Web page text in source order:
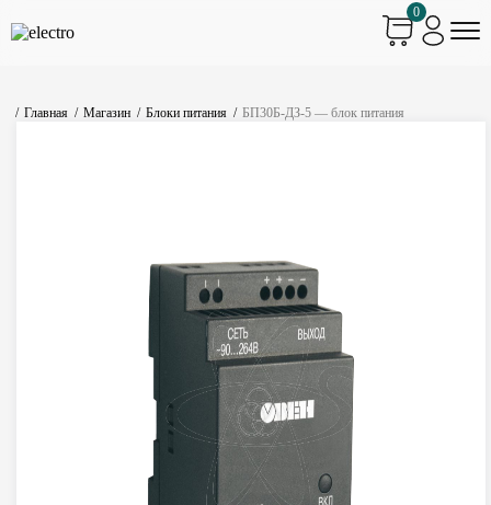
0
Главная Магазин Блоки питания БП30Б-ДЗ-5 — блок питания